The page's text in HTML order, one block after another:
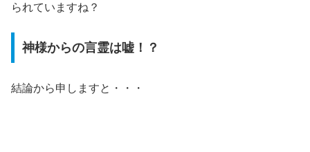
られていますね？
神様からの言霊は嘘！？
結論から申しますと・・・